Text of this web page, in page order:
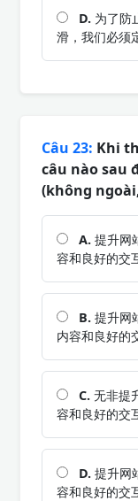
D. 为了防
滑，我们必须
Câu 23: Khi
câu nào sau
(không
A. 提升网
容和良好的交
B. 提升网
内容和良好的
C. 无非提
容和良好的交
D. 提升网
容和良好的交